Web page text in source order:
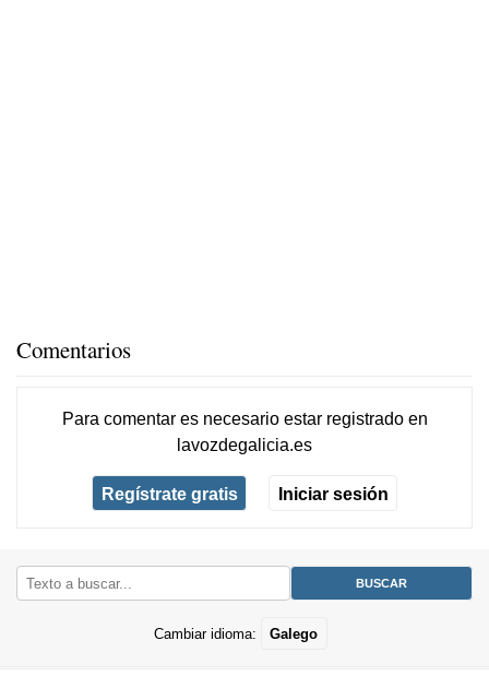
Comentarios
Para comentar es necesario estar registradoen
lavozdegalicia.es
Regístrate gratis Iniciar sesión
Cambiar idioma: Galego